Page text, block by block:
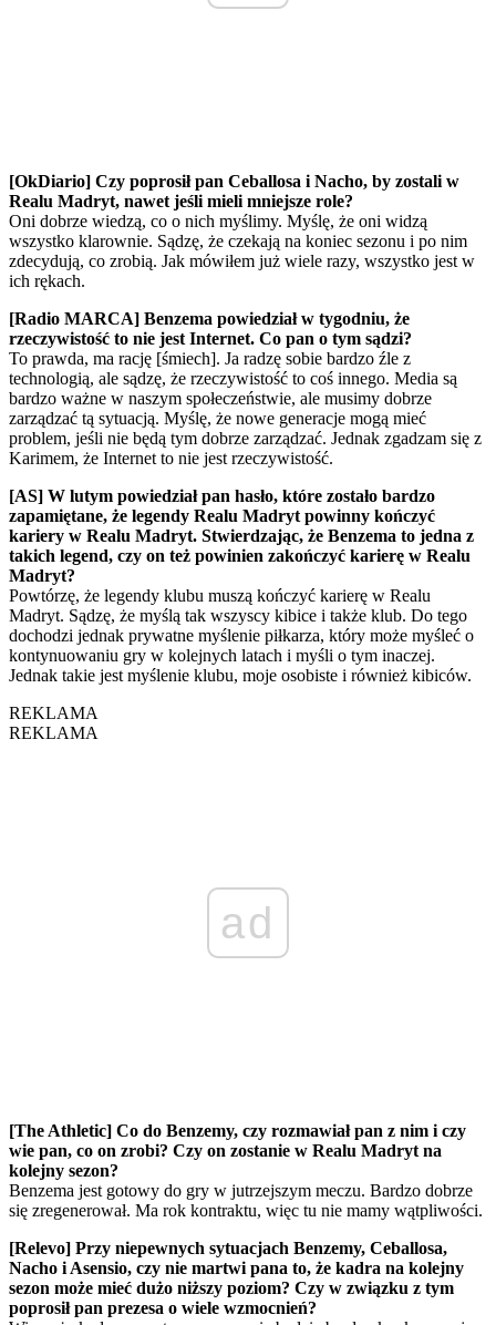
[OkDiario] Czy poprosił pan Ceballosa i Nacho, by zostali w
Realu Madryt, nawet jeśli mieli mniejsze role?
Oni dobrze wiedzą, co o nich myślimy. Myślę, że oni widzą
wszystko klarownie. Sądzę, że czekają na koniec sezonu i po nim
zdecydują, co zrobią. Jak mówiłem już wiele razy, wszystko jest w
ich rękach.
[Radio MARCA] Benzema powiedział w tygodniu, że
rzeczywistość to nie jest Internet. Co pan o tym sądzi?
To prawda, ma rację [śmiech]. Ja radzę sobie bardzo źle z
technologią, ale sądzę, że rzeczywistość to coś innego. Media są
bardzo ważne w naszym społeczeństwie, ale musimy dobrze
zarządzać tą sytuacją. Myślę, że nowe generacje mogą mieć
problem, jeśli nie będą tym dobrze zarządzać. Jednak zgadzam się z
Karimem, że Internet to nie jest rzeczywistość.
[AS] W lutym powiedział pan hasło, które zostało bardzo
zapamiętane, że legendy Realu Madryt powinny kończyć
kariery w Realu Madryt. Stwierdzając, że Benzema to jedna z
takich legend, czy on też powinien zakończyć karierę w Realu
Madryt?
Powtórzę, że legendy klubu muszą kończyć karierę w Realu
Madryt. Sądzę, że myślą tak wszyscy kibice i także klub. Do tego
dochodzi jednak prywatne myślenie piłkarza, który może myśleć o
kontynuowaniu gry w kolejnych latach i myśli o tym inaczej.
Jednak takie jest myślenie klubu, moje osobiste i również kibiców.
REKLAMA
REKLAMA
ad
[The Athletic] Co do Benzemy, czy rozmawiał pan z nim i czy
wie pan, co on zrobi? Czy on zostanie w Realu Madryt na
kolejny sezon?
Benzema jest gotowy do gry w jutrzejszym meczu. Bardzo dobrze
się zregenerował. Ma rok kontraktu, więc tu nie mamy wątpliwości.
[Relevo] Przy niepewnych sytuacjach Benzemy, Ceballosa,
Nacho i Asensio, czy nie martwi pana to, że kadra na kolejny
sezon może mieć dużo niższy poziom? Czy w związku z tym
poprosił pan prezesa o wiele wzmocnień?